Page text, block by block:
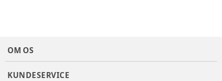
OM OS
KUNDESERVICE